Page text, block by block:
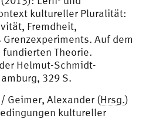
kultureller Pluralität:
Fremdheit,
Auf dem
Theorie.
Helmut-Schmidt-
329 S.
Geimer, Alexander (Hrsg.)
kultureller